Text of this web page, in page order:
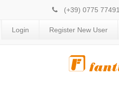
(+39) 0775 77491
Login Register New User